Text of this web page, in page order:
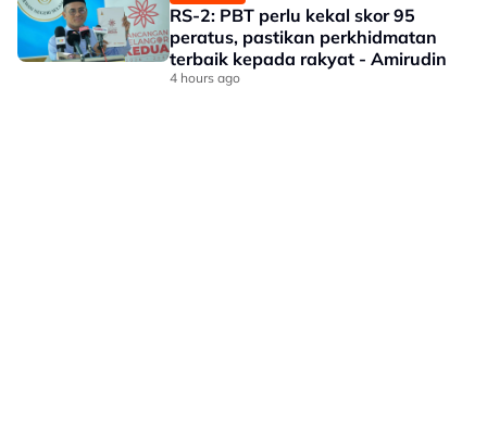
RS-2: PBT perlu kekal skor 95
peratus, pastikan perkhidmatan
terbaik kepada rakyat - Amirudin
4 hours ago